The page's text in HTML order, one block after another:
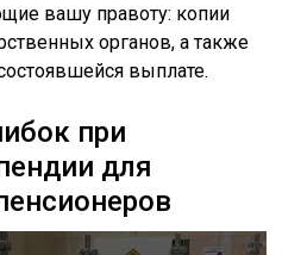
вашу правоту: копии
органов, а также
выплате.
при
для